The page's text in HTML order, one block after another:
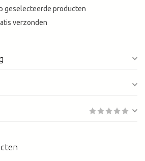
geselecteerde producten
verzonden